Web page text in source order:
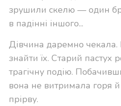
зрушили скелю — один
в падінні іншого...
Дівчина даремно
знайти їх. Старий пастух
трагічну подію.
вона не витримала горя
прірву.